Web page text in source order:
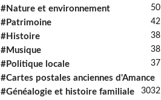
#Nature et environnement 50
#Patrimoine 42
#Histoire 38
#Musique 38
#Politique locale 37
#Cartes postales anciennes d'Amance
32
#Généalogie et histoire familiale 30